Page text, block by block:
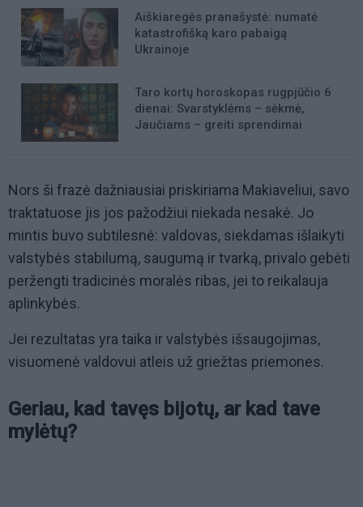
Aiškiaregės pranašystė: numatė
katastrofišką karo pabaigą
Ukrainoje
Taro kortų horoskopas rugpjūčio 6
dienai: Svarstyklėms – sėkmė,
Jaučiams – greiti sprendimai
Nors ši frazė dažniausiai priskiriama Makiaveliui, savo
traktatuose jis jos pažodžiui niekada nesakė. Jo
mintis buvo subtilesnė: valdovas, siekdamas išlaikyti
valstybės stabilumą, saugumą ir tvarką, privalo gebėti
peržengti tradicinės moralės ribas, jei to reikalauja
aplinkybės.
Jei rezultatas yra taika ir valstybės išsaugojimas,
visuomenė valdovui atleis už griežtas priemones.
Geriau, kad tavęs bijotų, ar kad tave
mylėtų?